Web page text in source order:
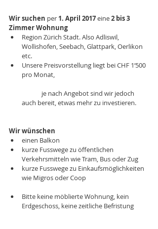
Wir suchen per 1. April 2017 eine 2 bis 3
Zimmer Wohnung
Region Zürich Stadt. Also Adliswil,
Wollishofen, Seebach, Glattpark, Oerlikon
etc.
Unsere Preisvorstellung liegt bei CHF 1‘500
pro Monat,
auch bereit, etwas mehr zu investieren.
Wir wünschen
einen Balkon
kurze Fusswege zu öffentlichen
Verkehrsmitteln wie Tram, Bus oder Zug
kurze Fusswege zu Einkaufsmöglichkeiten
wie Migros oder Coop
Bitte keine möblierte Wohnung, kein
Erdgeschoss, keine zeitliche Befristung